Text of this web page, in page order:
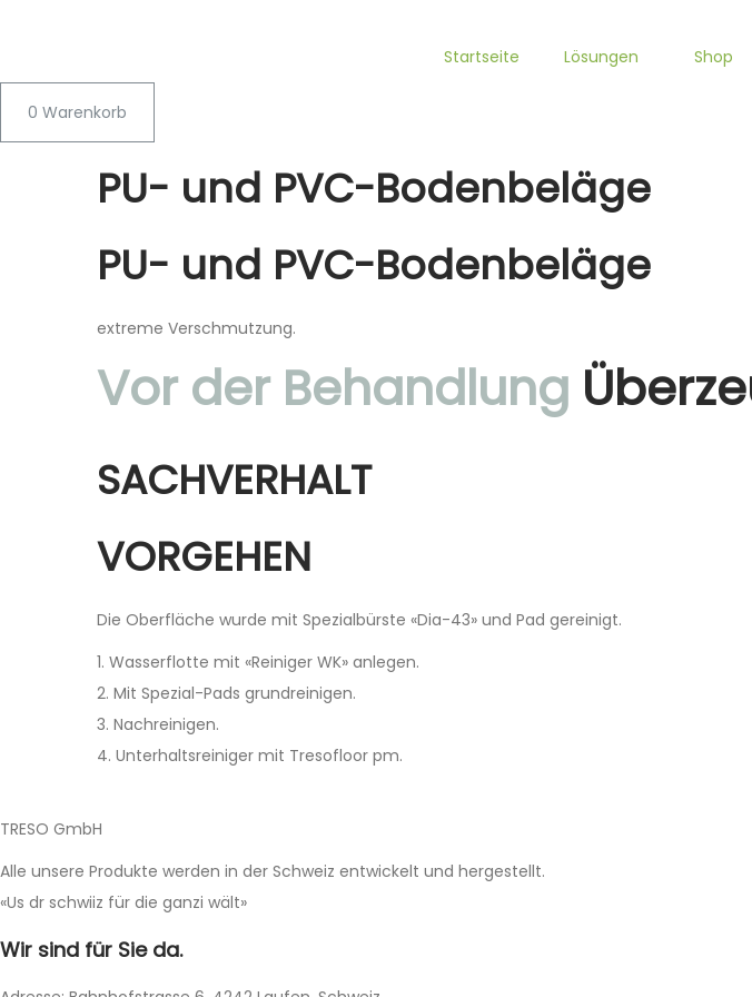
Startseite Lösungen Shop
0 Warenkorb
PU- und PVC-Bodenbeläge
PU- und PVC-Bodenbeläge
extreme Verschmutzung.
Vor der Behandlung
SACHVERHALT
VORGEHEN
Die Oberfläche wurde mit Spezialbürste «Dia-43» und Pad gereinigt.
1. Wasserflotte mit «Reiniger WK» anlegen.
2. Mit Spezial-Pads grundreinigen.
3. Nachreinigen.
4. Unterhaltsreiniger mit Tresofloor pm.
TRESO GmbH
Alle unsere Produkte werden in der Schweiz entwickelt und hergestellt.
«Us dr schwiiz für die ganzi wält»
Wir sind für Sie da.